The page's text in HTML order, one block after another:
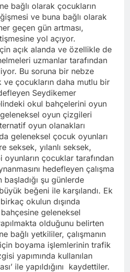
bağlı olarak çocukların
ve buna bağlı olarak
geçen gün artması,
yol açıyor.
açık alanda ve özellikle de
uzmanlar tarafından
Bu soruna bir nebze
çocukların daha mutlu bir
Seydikemer
okul bahçelerini oyun
geleneksel oyun çizgileri
oyun olanakları
geleneksel çocuk oyunları
seksek, yılanlı seksek,
çocuklar tarafından
hedefleyen çalışma
başladığı şu günlerde
beğeni ile karşılandı. Ek
okulun dışında
geleneksel
olduğunu belirten
bağlı yetkililer, çalışmanın
boyama işlemlerinin trafik
yapımında kullanılan
ile yapıldığını kaydettiler.